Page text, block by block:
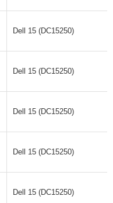
Dell 15 (DC15250)
Dell 15 (DC15250)
Dell 15 (DC15250)
Dell 15 (DC15250)
Dell 15 (DC15250)